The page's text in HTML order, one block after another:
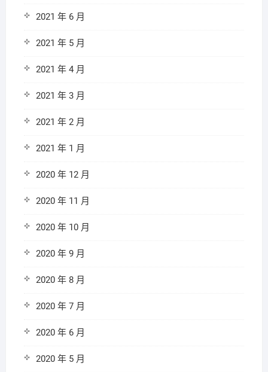
2021 年 6 月
2021 年 5 月
2021 年 4 月
2021 年 3 月
2021 年 2 月
2021 年 1 月
2020 年 12 月
2020 年 11 月
2020 年 10 月
2020 年 9 月
2020 年 8 月
2020 年 7 月
2020 年 6 月
2020 年 5 月